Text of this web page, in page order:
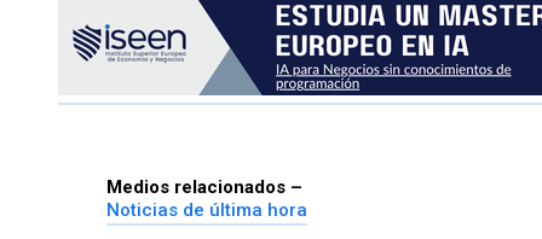
Medios relacionados –
Noticias de última hora